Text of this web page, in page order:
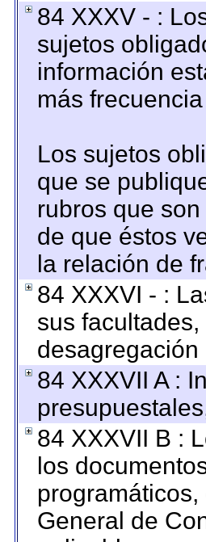
84 XXXV - :
sujetos
información
más
Los sujetos
que se
rubros que
de que éstos
la relación de
84 XXXVI - :
sus
desagregación
84 XXXVII A :
84 XXXVII B :
los
General de